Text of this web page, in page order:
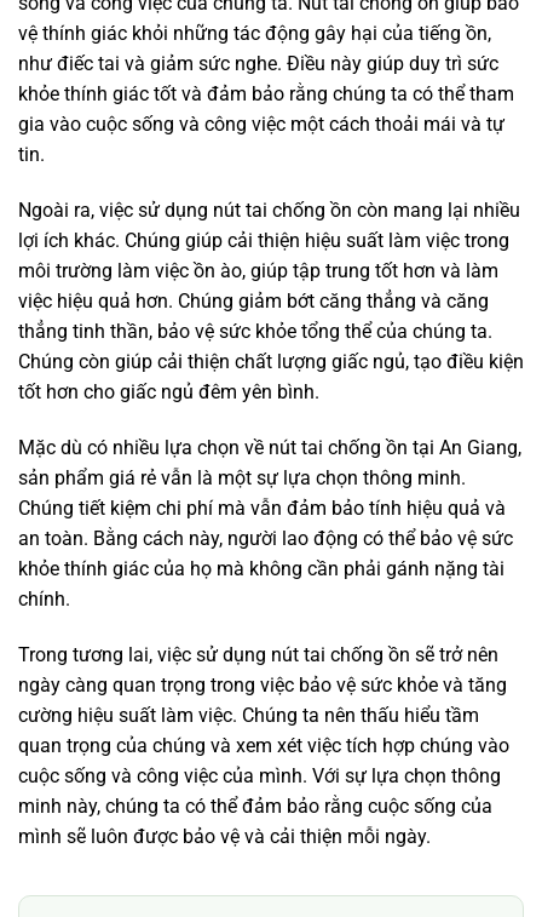
vệ thính giác khỏi những tác động gây hại của tiếng ồn,
như điếc tai và giảm sức nghe. Điều này giúp duy trì sức
khỏe thính giác tốt và đảm bảo rằng chúng ta có thể tham
gia vào cuộc sống và công việc một cách thoải mái và tự
tin.
Ngoài ra, việc sử dụng nút tai chống ồn còn mang lại nhiều
lợi ích khác. Chúng giúp cải thiện hiệu suất làm việc trong
môi trường làm việc ồn ào, giúp tập trung tốt hơn và làm
việc hiệu quả hơn. Chúng giảm bớt căng thẳng và căng
thẳng tinh thần, bảo vệ sức khỏe tổng thể của chúng ta.
Chúng còn giúp cải thiện chất lượng giấc ngủ, tạo điều kiện
tốt hơn cho giấc ngủ đêm yên bình.
Mặc dù có nhiều lựa chọn về nút tai chống ồn tại An Giang,
sản phẩm giá rẻ vẫn là một sự lựa chọn thông minh.
Chúng tiết kiệm chi phí mà vẫn đảm bảo tính hiệu quả và
an toàn. Bằng cách này, người lao động có thể bảo vệ sức
khỏe thính giác của họ mà không cần phải gánh nặng tài
chính.
Trong tương lai, việc sử dụng nút tai chống ồn sẽ trở nên
ngày càng quan trọng trong việc bảo vệ sức khỏe và tăng
cường hiệu suất làm việc. Chúng ta nên thấu hiểu tầm
quan trọng của chúng và xem xét việc tích hợp chúng vào
cuộc sống và công việc của mình. Với sự lựa chọn thông
minh này, chúng ta có thể đảm bảo rằng cuộc sống của
mình sẽ luôn được bảo vệ và cải thiện mỗi ngày.